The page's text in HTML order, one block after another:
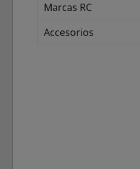
Marcas RC
Accesorios